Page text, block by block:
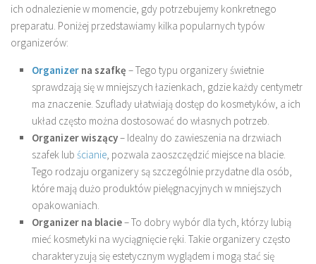
ich odnalezienie w momencie, gdy potrzebujemy konkretnego
preparatu. Poniżej przedstawiamy kilka popularnych typów
organizerów:
Organizer na szafkę – Tego typu organizery świetnie
sprawdzają się w mniejszych łazienkach, gdzie każdy centymetr
ma znaczenie. Szuflady ułatwiają dostęp do kosmetyków, a ich
układ często można dostosować do własnych potrzeb.
Organizer wiszący– Idealny do zawieszenia na drzwiach
szafek lub ścianie, pozwala zaoszczędzić miejsce na blacie.
Tego rodzaju organizery są szczególnie przydatne dla osób,
które mają dużo produktów pielęgnacyjnych w mniejszych
opakowaniach.
Organizer na blacie– To dobry wybór dla tych, którzy lubią
mieć kosmetyki na wyciągnięcie ręki. Takie organizery często
charakteryzują się estetycznym wyglądem i mogą stać się